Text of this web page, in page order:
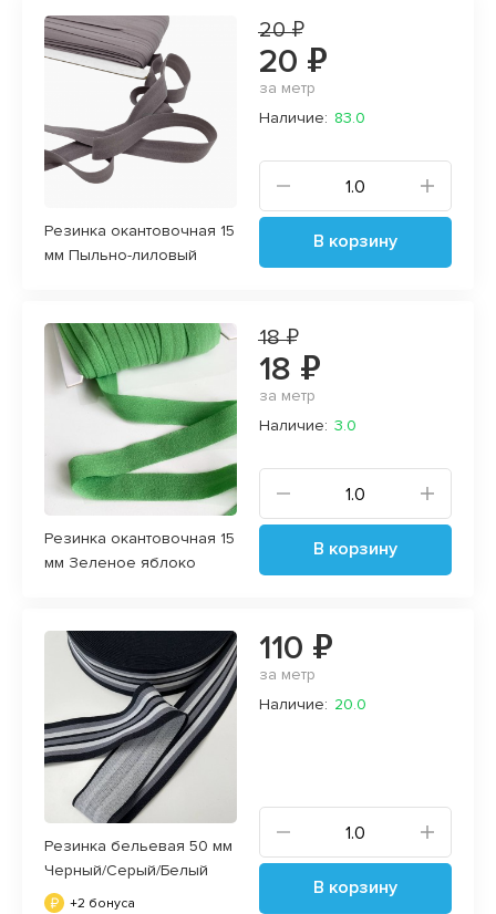
Резинка окантовочная 15
мм Пыльно-лиловый
20 ₽
20 ₽
за метр
Наличие: 83.0
В корзину
Резинка окантовочная 15
мм Зеленое яблоко
18 ₽
18 ₽
за метр
Наличие: 3.0
В корзину
Резинка бельевая 50 мм
Черный/Серый/Белый
+2 бонуса
110 ₽
за метр
Наличие: 20.0
В корзину